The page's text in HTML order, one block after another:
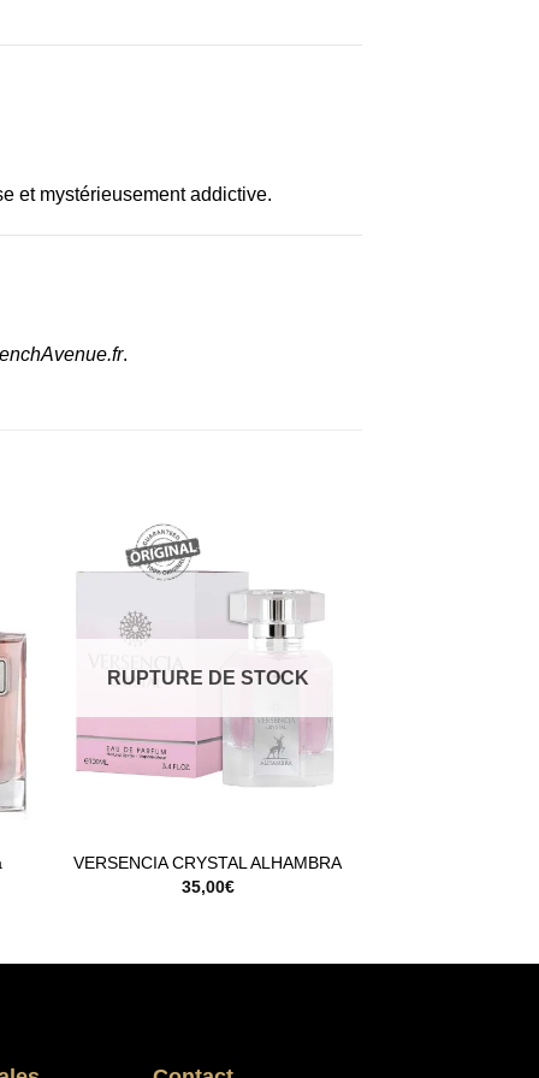
et mystérieusement addictive.
.
RUPTURE DE STOCK
VERSENCIA CRYSTAL ALHAMBRA
35,00€